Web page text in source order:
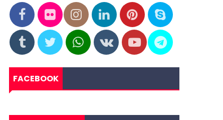
FACEBOOK